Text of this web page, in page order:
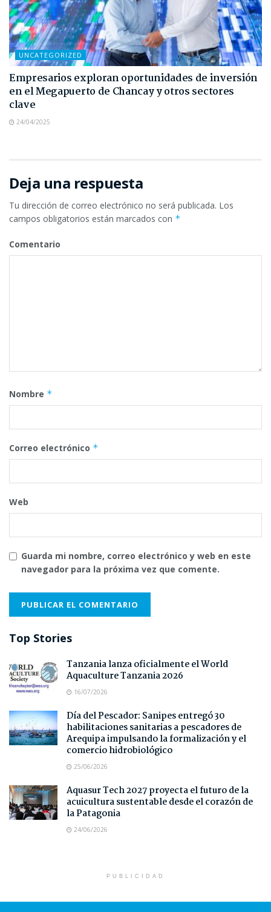
UNCATEGORIZED
Empresarios exploran oportunidades de inversión
en el Megapuerto de Chancay y otros sectores
clave
24/04/2025
Deja una respuesta
Tu dirección de correo electrónico no será publicada. Los
campos obligatorios están marcados con *
Comentario
Nombre *
Correo electrónico *
Web
Guarda mi nombre, correo electrónico y web en este
navegador para la próxima vez que comente.
Top Stories
Tanzania lanza oficialmente el World
Aquaculture Tanzania 2026
16/07/2026
Día del Pescador: Sanipes entregó 30
habilitaciones sanitarias a pescadores de
Arequipa impulsando la formalización y el
comercio hidrobiológico
25/06/2026
Aquasur Tech 2027 proyecta el futuro de la
acuicultura sustentable desde el corazón de
la Patagonia
24/06/2026
PUBLICIDAD